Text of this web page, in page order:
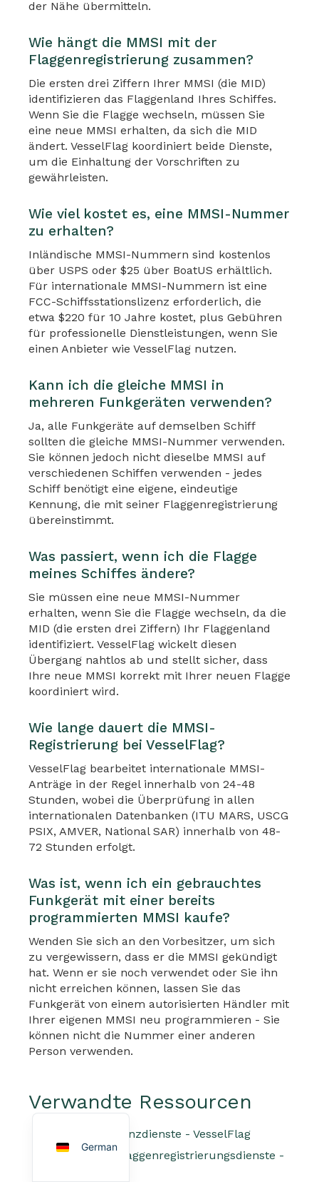
der Nähe übermitteln.
Wie hängt die MMSI mit der
Flaggenregistrierung zusammen?
Die ersten drei Ziffern Ihrer MMSI (die MID)
identifizieren das Flaggenland Ihres Schiffes.
Wenn Sie die Flagge wechseln, müssen Sie
eine neue MMSI erhalten, da sich die MID
ändert. VesselFlag koordiniert beide Dienste,
um die Einhaltung der Vorschriften zu
gewährleisten.
Wie viel kostet es, eine MMSI-Nummer
zu erhalten?
Inländische MMSI-Nummern sind kostenlos
über USPS oder $25 über BoatUS erhältlich.
Für internationale MMSI-Nummern ist eine
FCC-Schiffsstationslizenz erforderlich, die
etwa $220 für 10 Jahre kostet, plus Gebühren
für professionelle Dienstleistungen, wenn Sie
einen Anbieter wie VesselFlag nutzen.
Kann ich die gleiche MMSI in
mehreren Funkgeräten verwenden?
Ja, alle Funkgeräte auf demselben Schiff
sollten die gleiche MMSI-Nummer verwenden.
Sie können jedoch nicht dieselbe MMSI auf
verschiedenen Schiffen verwenden - jedes
Schiff benötigt eine eigene, eindeutige
Kennung, die mit seiner Flaggenregistrierung
übereinstimmt.
Was passiert, wenn ich die Flagge
meines Schiffes ändere?
Sie müssen eine neue MMSI-Nummer
erhalten, wenn Sie die Flagge wechseln, da die
MID (die ersten drei Ziffern) Ihr Flaggenland
identifiziert. VesselFlag wickelt diesen
Übergang nahtlos ab und stellt sicher, dass
Ihre neue MMSI korrekt mit Ihrer neuen Flagge
koordiniert wird.
Wie lange dauert die MMSI-
Registrierung bei VesselFlag?
VesselFlag bearbeitet internationale MMSI-
Anträge in der Regel innerhalb von 24-48
Stunden, wobei die Überprüfung in allen
internationalen Datenbanken (ITU MARS, USCG
PSIX, AMVER, National SAR) innerhalb von 48-
72 Stunden erfolgt.
Was ist, wenn ich ein gebrauchtes
Funkgerät mit einer bereits
programmierten MMSI kaufe?
Wenden Sie sich an den Vorbesitzer, um sich
zu vergewissern, dass er die MMSI gekündigt
hat. Wenn er sie noch verwendet oder Sie ihn
nicht erreichen können, lassen Sie das
Funkgerät von einem autorisierten Händler mit
Ihrer eigenen MMSI neu programmieren - Sie
können nicht die Nummer einer anderen
Person verwenden.
Verwandte Ressourcen
MMSI-Funklizenzdienste - VesselFlag
Vollständige Flaggenregistrierungsdienste -
German
English
Portuguese
French
Arabic